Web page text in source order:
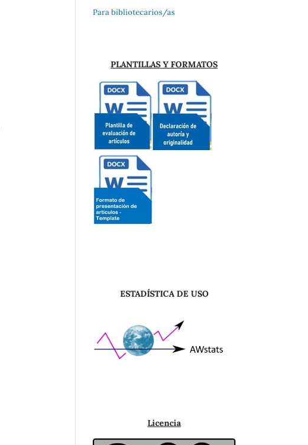
Para bibliotecarios/as
PLANTILLAS Y FORMATOS
ESTADÍSTICA DE USO
Licencia